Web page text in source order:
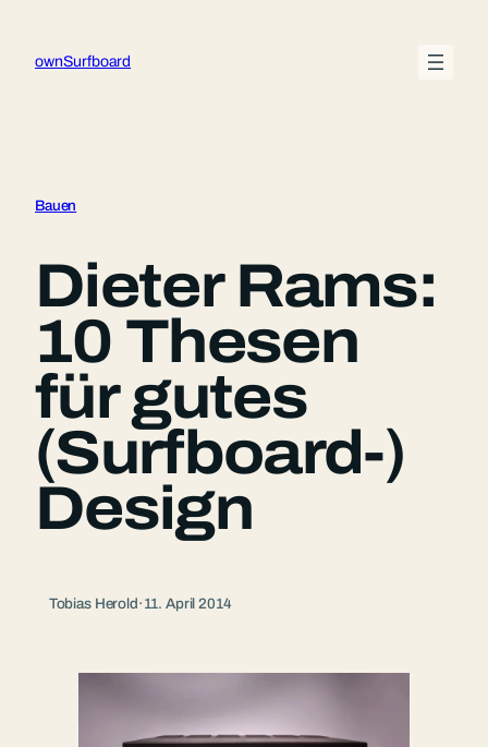
springen
ownSurfboard
Bauen
Dieter Rams:
10 Thesen
für gutes
(Surfboard-)
Design
Tobias Herold· 11. April 2014